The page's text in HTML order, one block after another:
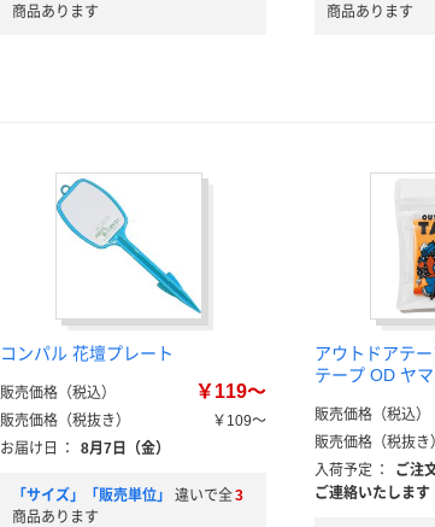
商品あります
商品あります
コンパル 花壇プレート
販売価格（税込） ￥119～
販売価格（税抜き）
￥109～
お届け日
： 8月7日（金）
「サイズ」「販売単位」 違いで全3
商品あります
アウトドアテ
テープ OD ヤマ
販売価格（税込）
販売価格（税抜き）
入荷予定 ：
ご注
ご連絡いたします